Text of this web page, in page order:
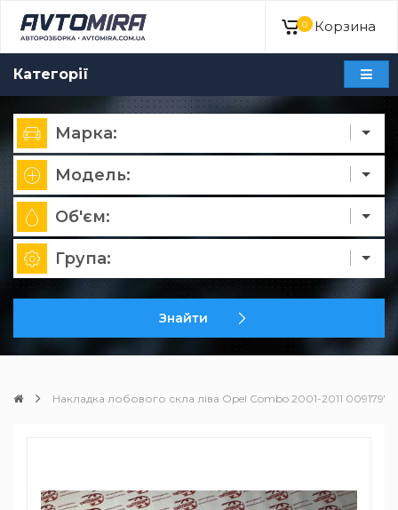
0 Корзина
Категорії
Марка:
Модель:
Об'єм:
Група:
Знайти
Накладка лобового скла ліва Opel Combo 2001-2011